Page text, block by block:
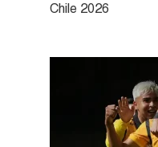
Chile 2026